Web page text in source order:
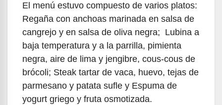
El menú estuvo compuesto de varios platos:
Regaña con anchoas marinada en salsa de
cangrejo y en salsa de oliva negra; Lubina a
baja temperatura y a la parrilla, pimienta
negra, aire de lima y jengibre, cous-cous de
brócoli; Steak tartar de vaca, huevo, tejas de
parmesano y patata sufle y Espuma de
yogurt griego y fruta osmotizada.